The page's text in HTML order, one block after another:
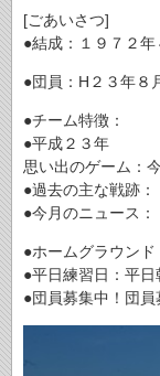
[ごあいさつ]
●結成：１９７２
●団員：H２３年８
●チーム特徴：
●平成２３年
思い出のゲーム：
●過去の主な戦跡：
●今月のニュース：
●ホームグラウンド
●平日練習日：平
●団員募集中！団員